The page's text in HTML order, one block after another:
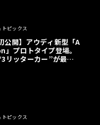
ピックス
公開】アウディ新型「A
プロトタイプ登場。
リッターカー”が最高
トリーBEVとして復活
枚】
トピックス